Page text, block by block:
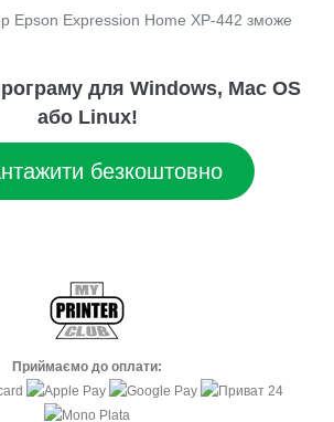
Epson Expression Home XP-442 зможе
для Windows, Mac OS
або Linux!
безкоштовно
Приймаємо до оплати: